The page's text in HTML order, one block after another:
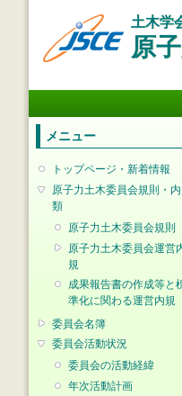
土木学
原
メニュー
トップページ・新着情報
原子力土木委員会規則・
類
原子力土木委員会規則
原子力土木委員会運営
規
成果報告書の作成等と
準化に関わる運営内規
委員会名簿
委員会活動状況
委員会の活動経緯
年次活動計画